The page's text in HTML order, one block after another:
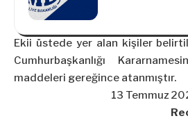
Ekii üstede yer alan kişiler
Cumhurbaşkanlığı
maddeleri gereğince atanmıştır.
13 Temmuz